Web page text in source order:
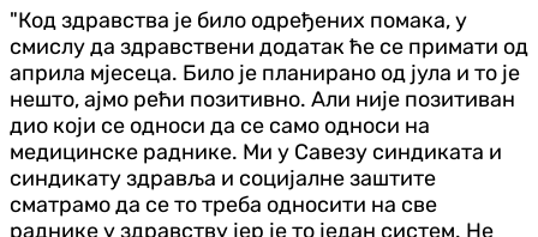
"Код здравства је било одређених помака, у
смислу да здравствени додатак ће се примати од
априла мјесеца. Било је планирано од јула и то је
нешто, ајмо рећи позитивно. Али није позитиван
дио који се односи да се само односи на
медицинске раднике. Ми у Савезу синдиката и
синдикату здравља и социјалне заштите
сматрамо да се то треба односити на све
раднике у здравству јер је то један систем. Не